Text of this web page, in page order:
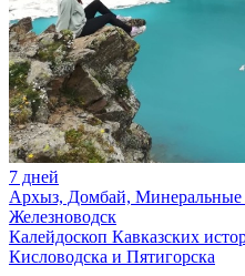
7 дней
Архыз, Домбай, Минеральные
Железноводск
Калейдоскоп Кавказских
Кисловодска и Пятигорска